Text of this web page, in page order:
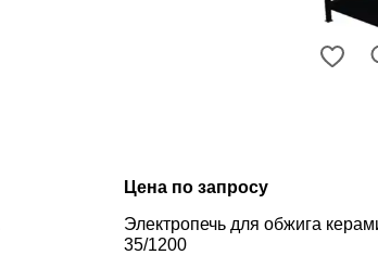
Цена по запросу
Электропечь для обжига
35/1200